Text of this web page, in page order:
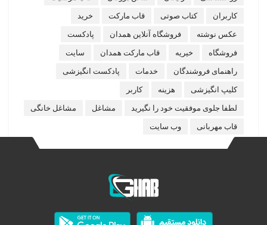
کاربران
کتاب صوتی قاب مارکت
خرید
عکس نوشته
فروشگاه آنلاین همدان
پادکست
فروشگاه
خیریه قاب مارکت همدان
سایت
راهنمای فروشندگان
خدمات
پادکست انگیزشی
کلیپ انگیزشی
هزینه
کاربر
لطفا جلوی موفقیت خود را نگیرید
مشاغل
مشاغل خانگی
قاب مهربانی
وب سایت